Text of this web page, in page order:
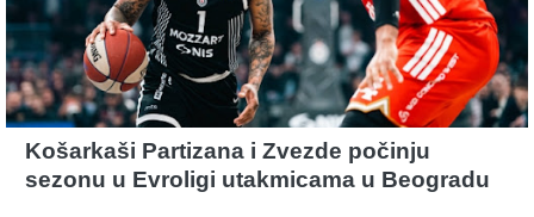
Košarkaši Partizana i Zvezde počinju
sezonu u Evroligi utakmicama u Beogradu